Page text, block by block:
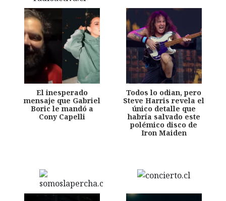
El inesperado
mensaje que Gabriel
Boric le mandó a
Cony Capelli
Todos lo odian, pero
Steve Harris revela el
único detalle que
habría salvado este
polémico disco de
Iron Maiden